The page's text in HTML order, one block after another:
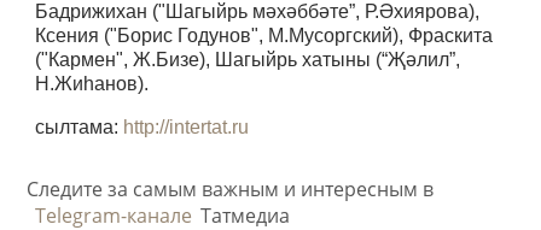
Бадрижихан ("Шагыйрь мәхәббәте”, Р.Әхиярова),
Ксения ("Борис Годунов", М.Мусоргский), Фраскита
("Кармен", Ж.Бизе), Шагыйрь хатыны (“Җәлил”,
Н.Жиһанов).
сылтама: http://intertat.ru
Следите за самым важным и интересным в
Telegram-канале Татмедиа